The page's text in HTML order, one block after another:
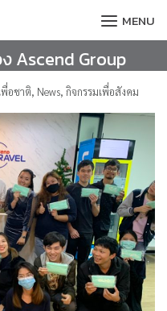
MENU
Ascend Group
พื่อชาติ, News, กิจกรรมเพื่อสังคม